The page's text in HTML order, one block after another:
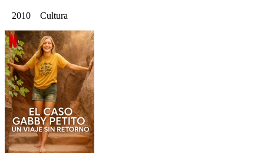
2010 Cultura